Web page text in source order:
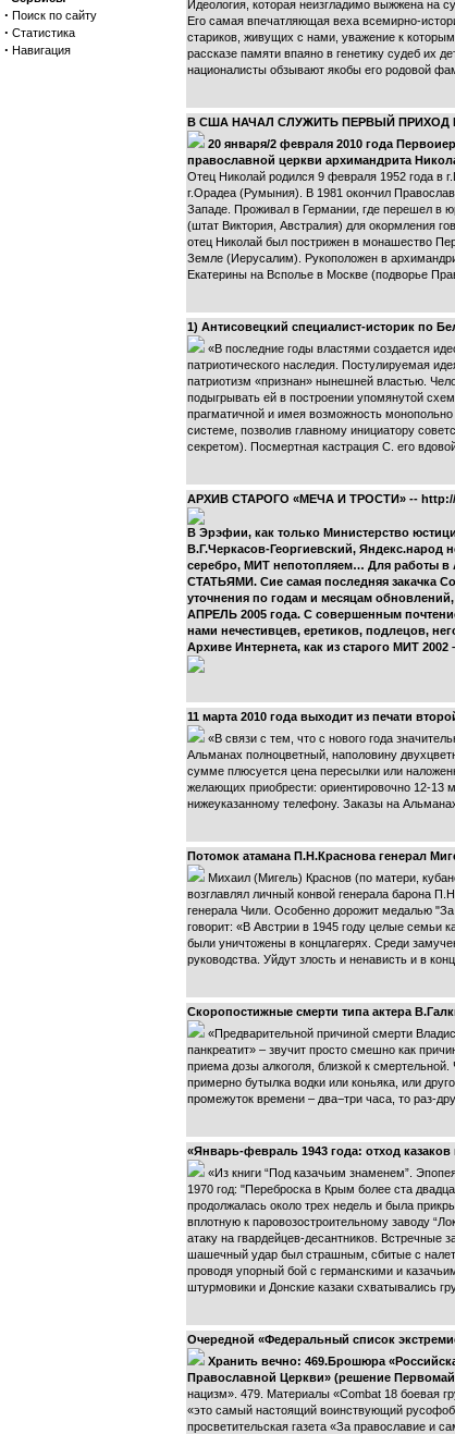
· Поиск по сайту
· Статистика
· Навигация
Идеология, которая неизгладимо выжжена на
Его самая впечатляющая веха всемирно-
стариков, живущих с нами, уважение к
рассказе памяти впаяно в генетику судеб их
националисты обзывают якобы его родовой
В США НАЧАЛ СЛУЖИТЬ ПЕРВЫЙ
20 января/2 февраля 2010 года
православной церкви архимандрита
Отец Николай родился 9 февраля 1952 года в
г.Орадеа (Румыния). В 1981 окончил
Западе. Проживал в Германии, где перешел в
(штат Виктория, Австралия) для окормления
отец Николай был пострижен в монашество
Земле (Иерусалим). Рукоположен в
Екатерины на Всполье в Москве (подворье
1) Антисовецкий специалист-историк по
«В последние годы властями создается
патриотического наследия. Постулируемая
патриотизм «признан» нынешней властью.
подыгрывать ей в построении упомянутой
прагматичной и имея возможность
системе, позволив главному инициатору
секретом). Посмертная кастрация С. его
АРХИВ СТАРОГО «МЕЧА И ТРОСТИ» -- http://
В Эрэфии, как только Министерство
В.Г.Черкасов-Георгиевский,
серебро, МИТ непотопляем… Для работы в
СТАТЬЯМИ. Сие самая последняя закачка
уточнения по годам и месяцам обновлений,
АПРЕЛЬ 2005 года. С совершенным
нами нечестивцев, еретиков, подлецов,
Архиве Интернета, как из старого МИТ
11 марта 2010 года выходит из печати
«В связи с тем, что с нового года
Альманах полноцветный, наполовину
сумме плюсуется цена пересылки или
желающих приобрести: ориентировочно 12-13
нижеуказанному телефону. Заказы на
Потомок атамана П.Н.Краснова генерал
Михаил (Мигель) Краснов (по матери,
возглавлял личный конвой генерала барона
генерала Чили. Особенно дорожит медалью
говорит: «В Австрии в 1945 году целые семьи
были уничтожены в концлагерях. Среди
руководства. Уйдут злость и ненависть и в
Скоропостижные смерти типа актера
«Предварительной причиной смерти
панкреатит» – звучит просто смешно как
приема дозы алкоголя, близкой к
примерно бутылка водки или коньяка, или
промежуток времени – два−три часа, то раз-
«Январь-февраль 1943 года: отход
«Из книги “Под казачьим знаменем”.
1970 год: "Переброска в Крым более ста
продолжалась около трех недель и была
вплотную к паровозостроительному заводу
атаку на гвардейцев-десантников. Встречные
шашечный удар был страшным, сбитые с
проводя упорный бой с германскими и
штурмовики и Донские казаки схватывались
Очередной «Федеральный список
Хранить вечно: 469.Брошюра
Православной Церкви» (решение
нацизм». 479. Материалы «Combat 18 боевая
«это самый настоящий воинствующий
просветительская газета «За православие